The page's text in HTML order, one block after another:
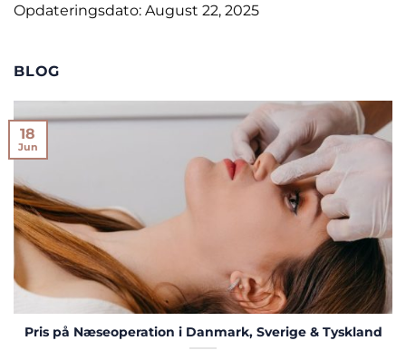
Opdateringsdato: August 22, 2025
BLOG
Pris på Næseoperation i Danmark, Sverige & Tyskland
18
Jun